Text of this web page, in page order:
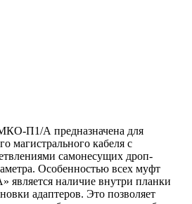
П1/А предназначена для
магистрального кабеля с
самонесущих дроп-
Особенностью всех муфт
наличие внутри планки
адаптеров. Это позволяет